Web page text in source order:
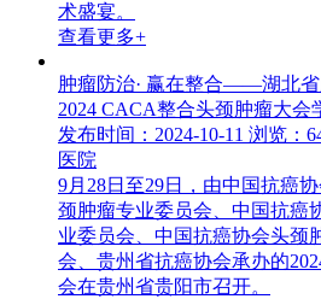
术盛宴。
查看更多+
肿瘤防治· 赢在整合——湖北
2024 CACA整合头颈肿瘤大会
发布时间：2024-10-11 浏览：
医院
9月28日至29日，由中国抗癌
颈肿瘤专业委员会、中国抗癌
业委员会、中国抗癌协会头颈
会、贵州省抗癌协会承办的
会在贵州省贵阳市召开。